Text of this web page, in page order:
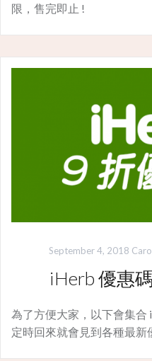
限，售完即止 !
September 4, 2018
iHerb 優惠
為了方便大家，以下會集合
定時回來就會見到各種最新